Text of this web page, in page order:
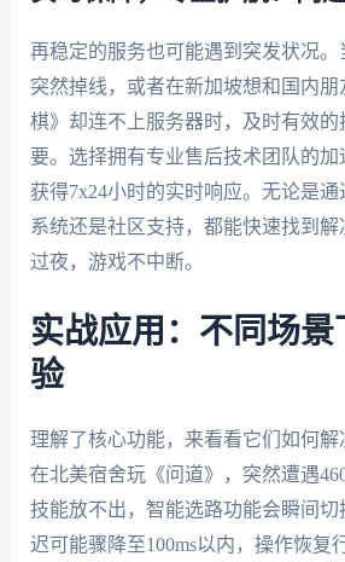
再稳定的服务也可能遇到突发状况
突然掉线，或者在新加坡想和国内朋
棋》却连不上服务器时，及时有效的
要。选择拥有专业售后技术团队的
获得7x24小时的实时响应。无论是
系统还是社区支持，都能快速找到
过夜，游戏不中断。
实战应用：不同场景
验
理解了核心功能，来看看它们如何
在北美宿舍玩《问道》，突然遭遇
技能放不出，智能选路功能会瞬间
迟可能骤降至100ms以内，操作恢复